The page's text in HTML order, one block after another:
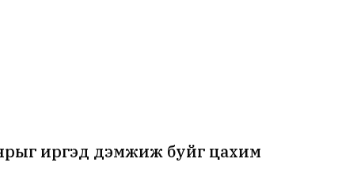
иргэд дэмжиж буйг цахим